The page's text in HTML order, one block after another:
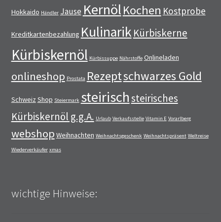
Hokkaido Händler Jause KernölKochen Kostprobe
Kreditkartenbezahlung Kulinarik Kürbiskerne
Kürbiskernöl Kürbissuppe Nährstoffe Onlineladen
onlineshop Prostata Rezeptschwarzes Gold
Schweiz Shop Steiermark steirischsteirisches
Kürbiskernöl g.g.A. Urlaub Verkaufsstelle Vitamin E Vorarlberg
webshop Weihnachten Weihnachtsgeschenk Weihnachtspräsent Weltreise
Wiederverkäufer xmas
wichtige Hinweise: